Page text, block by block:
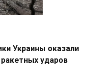
Украины оказали
ударов